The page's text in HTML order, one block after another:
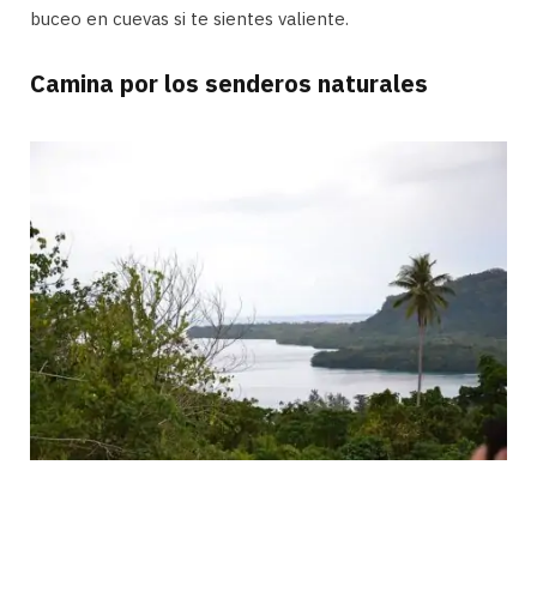
buceo en cuevas si te sientes valiente.
Camina por los senderos naturales